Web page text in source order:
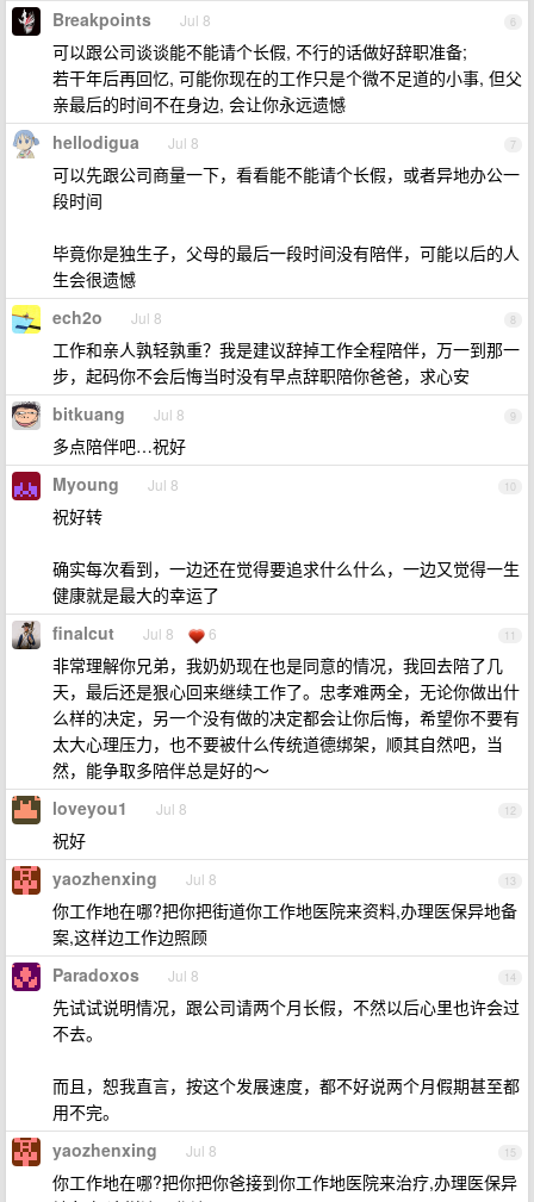
6
Breakpoints Jul 8
可以跟公司谈谈能不能请个长假, 不行的话做好辞职准备;
若干年后再回忆, 可能你现在的工作只是个微不足道的小事, 但父
亲最后的时间不在身边, 会让你永远遗憾
7
hellodigua Jul 8
可以先跟公司商量一下，看看能不能请个长假，或者异地办公一
段时间
毕竟你是独生子，父母的最后一段时间没有陪伴，可能以后的人
生会很遗憾
8
ech2o Jul 8
工作和亲人孰轻孰重？我是建议辞掉工作全程陪伴，万一到那一
步，起码你不会后悔当时没有早点辞职陪你爸爸，求心安
9
bitkuang Jul 8
多点陪伴吧…祝好
10
Myoung Jul 8
祝好转
确实每次看到，一边还在觉得要追求什么什么，一边又觉得一生
健康就是最大的幸运了
11
finalcut Jul 8 6
非常理解你兄弟，我奶奶现在也是同意的情况，我回去陪了几
天，最后还是狠心回来继续工作了。忠孝难两全，无论你做出什
么样的决定，另一个没有做的决定都会让你后悔，希望你不要有
太大心理压力，也不要被什么传统道德绑架，顺其自然吧，当
然，能争取多陪伴总是好的～
12
loveyou1 Jul 8
祝好
13
yaozhenxing Jul 8
你工作地在哪?把你把街道你工作地医院来资料,办理医保异地备
案,这样边工作边照顾
14
Paradoxos Jul 8
先试试说明情况，跟公司请两个月长假，不然以后心里也许会过
不去。
而且，恕我直言，按这个发展速度，都不好说两个月假期甚至都
用不完。
15
yaozhenxing Jul 8
你工作地在哪?把你把你爸接到你工作地医院来治疗,办理医保异